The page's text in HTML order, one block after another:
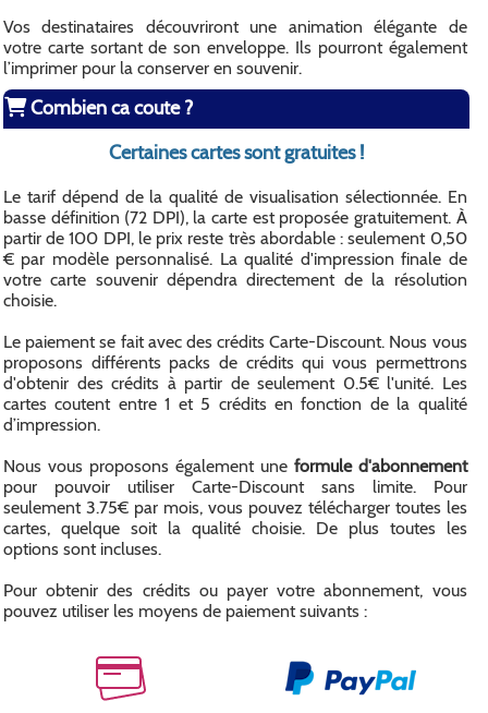
Vos destinataires découvriront une animation élégante de
votre carte sortant de son enveloppe. Ils pourront également
l’imprimer pour la conserver en souvenir.
Combien ca coute ?
Certaines cartes sont gratuites !
Le tarif dépend de la qualité de visualisation sélectionnée. En
basse définition (72 DPI), la carte est proposée gratuitement. À
partir de 100 DPI, le prix reste très abordable : seulement 0,50
€ par modèle personnalisé. La qualité d'impression finale de
votre carte souvenir dépendra directement de la résolution
choisie.
Le paiement se fait avec des crédits Carte-Discount. Nous vous
proposons différents packs de crédits qui vous permettrons
d'obtenir des crédits à partir de seulement 0.5€ l'unité. Les
cartes coutent entre 1 et 5 crédits en fonction de la qualité
d’impression.
Nous vous proposons également uneformule d'abonnement
pour pouvoir utiliser Carte-Discount sans limite. Pour
seulement 3.75€ par mois, vous pouvez télécharger toutes les
cartes, quelque soit la qualité choisie. De plus toutes les
options sont incluses.
Pour obtenir des crédits ou payer votre abonnement, vous
pouvez utiliser les moyens de paiement suivants :